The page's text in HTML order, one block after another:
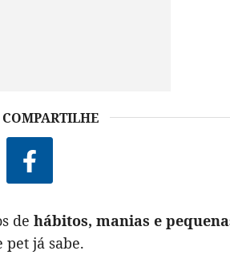
COMPARTILHE
de hábitos, manias e
pet já sabe.